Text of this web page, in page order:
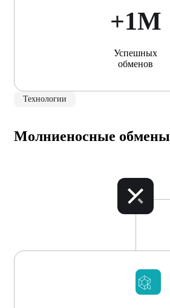
+1М
Успешных
обменов
Технологии
Молниеносные обмены